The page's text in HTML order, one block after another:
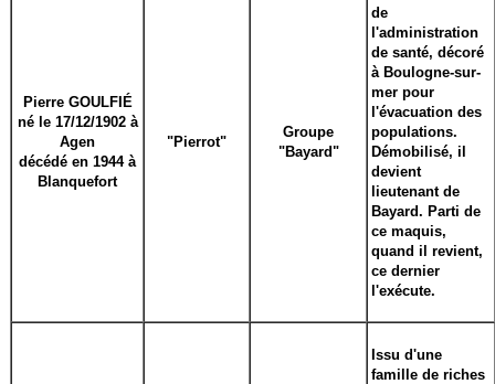
Pierre GOULFIÉ
né le 17/12/1902 à
Agen
décédé en 1944 à
Blanquefort
"Pierrot"
Groupe
"Bayard"
de
l'administration
de santé, décoré
à Boulogne-sur-
mer pour
l'évacuation des
populations.
Démobilisé, il
devient
lieutenant de
Bayard. Parti de
ce maquis,
quand il revient,
ce dernier
l'exécute.
Issu d'une
famille de riches